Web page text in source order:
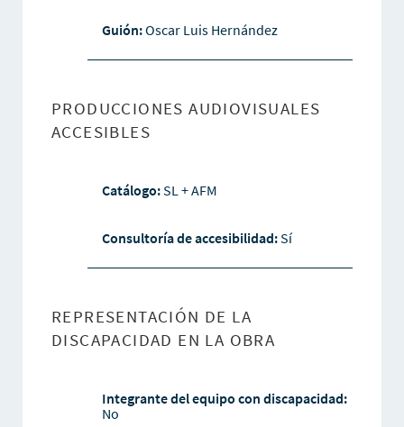
Guión:Oscar Luis Hernández
PRODUCCIONES AUDIOVISUALES
ACCESIBLES
Catálogo:SL + AFM
Consultoría de accesibilidad:Sí
REPRESENTACIÓN DE LA
DISCAPACIDAD EN LA OBRA
Integrante del equipo con discapacidad:
No